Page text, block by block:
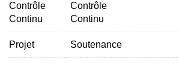
Contrôle
Continu
Contrôle
Continu
Projet Soutenance